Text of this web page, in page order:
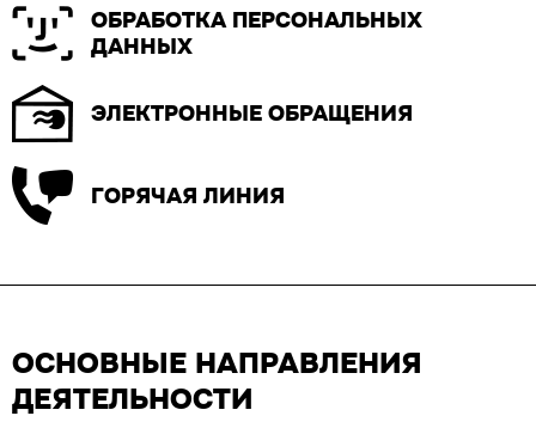
ОБРАБОТКА ПЕРСОНАЛЬНЫХ
ДАННЫХ
ЭЛЕКТРОННЫЕ ОБРАЩЕНИЯ
ГОРЯЧАЯ ЛИНИЯ
ОСНОВНЫЕ НАПРАВЛЕНИЯ
ДЕЯТЕЛЬНОСТИ